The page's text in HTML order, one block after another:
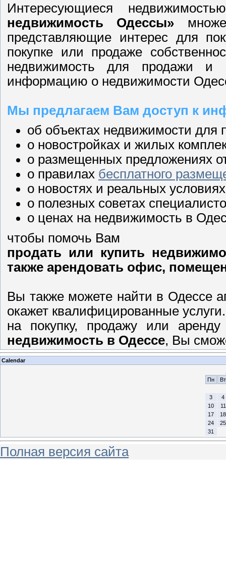
Интересующиеся
недвижимость Одессы»
представляющие интерес для
покупке или продаже
недвижимость для продажи
информацию о недвижимости
Мы предлагаем Вам доступ к
об объектах недвижимости
о новостройках и жилых
о размещенных предложениях
о правилах бесплатного
о новостях и реальных
о полезных советах
о ценах на недвижимость в
чтобы помочь Вам
продать или купить
также арендовать офис,
Вы также можете найти в Одессе
окажет квалифицированные
на покупку, продажу или
недвижимость в Одессе, Вы
Calendar
Пн
Вт
3
4
10
11
17
18
24
25
31
Полная версия сайта